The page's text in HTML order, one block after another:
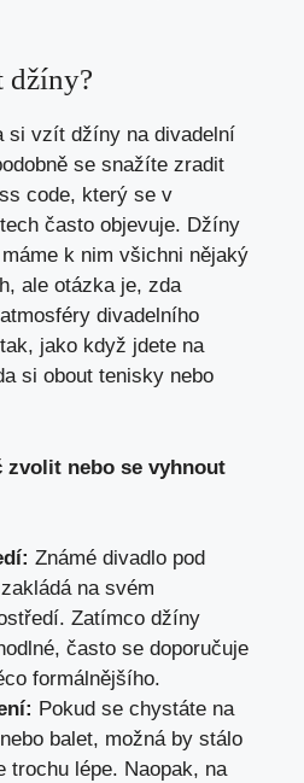
džíny?
si vzít džíny na divadelní
se snažíte zradit
code, který se ⁣v
často objevuje. Džíny
k nim všichni nějaký
ale ⁣otázka je,​ zda​
divadelního
jako​ když jdete na⁤
si obout tenisky nebo
zvolit‌ nebo se vyhnout
Známé divadlo ​pod
na svém‌
Zatímco⁤ džíny
často ‍se doporučuje
formálnějšího.
Pokud‍ se chystáte‌ na⁢
balet, možná by ⁢stálo‌
trochu⁣ lépe. Naopak, na